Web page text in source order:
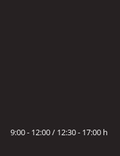
9:00 - 12:00 / 12:30 - 17:00 h